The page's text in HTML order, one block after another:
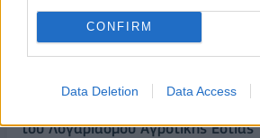
CONFIRM
Data Deletion Data Access
Χρηματιστήριο: Πτώση κατά
εκατ. ευρώ ο τζίρος
του Λογαριασμού Αγροτικής Εστίας